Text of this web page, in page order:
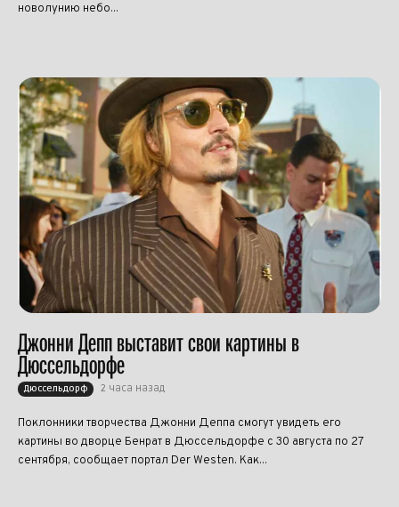
новолунию небо...
Джонни Депп выставит свои картины в
Дюссельдорфе
Дюссельдорф 2 часа назад
Поклонники творчества Джонни Деппа смогут увидеть его
картины во дворце Бенрат в Дюссельдорфе с 30 августа по 27
сентября, сообщает портал Der Westen. Как...